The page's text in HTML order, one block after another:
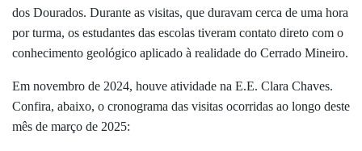
dos Dourados. Durante as visitas, que duravam cerca de uma hora
por turma, os estudantes das escolas tiveram contato direto com o
conhecimento geológico aplicado à realidade do Cerrado Mineiro.
Em novembro de 2024, houve atividade na E.E. Clara Chaves.
Confira, abaixo, o cronograma das visitas ocorridas ao longo deste
mês de março de 2025: